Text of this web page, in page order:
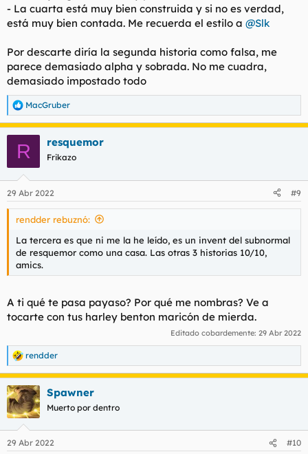
- La cuarta está muy bien construida y si no es verdad,
está muy bien contada. Me recuerda el estilo a @Slk
Por descarte diría la segunda historia como falsa, me
parece demasiado alpha y sobrada. No me cuadra,
demasiado impostado todo
R
e
e
s
MacGruber
R resquemor
Frikazo
29 Abr 2022 #9
rendder rebuznó:
La tercera es que ni me la he leído, es un invent del subnormal
de resquemor como una casa. Las otras 3 historias 10/10,
amics.
A ti qué te pasa payaso? Por qué me nombras? Ve a
tocarte con tus harley benton maricón de mierda.
Editado cobardemente: 29 Abr 2022
R
e
a
c
c
i
e
rendder
Spawner
Muerto por dentro
29 Abr 2022 #10